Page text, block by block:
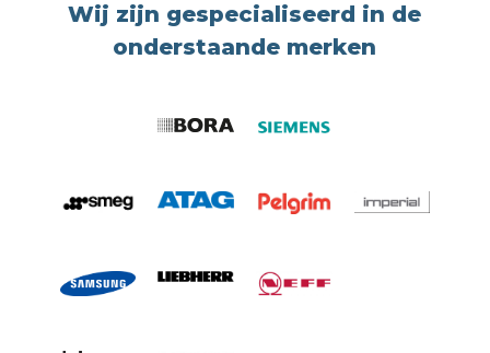
Wij zijn gespecialiseerd in de
onderstaande merken